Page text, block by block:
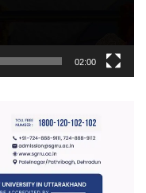
02:00